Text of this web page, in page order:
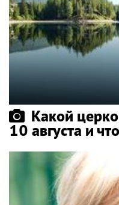
Какой
10 августа и